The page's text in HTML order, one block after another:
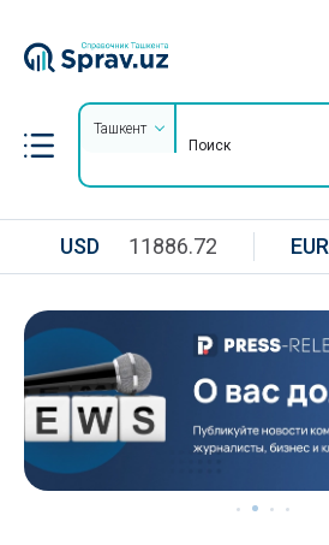
Ташкент
USD 11886.72 EUR